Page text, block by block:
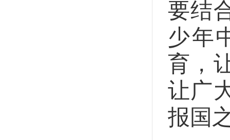
要结
少年
育，
让广
报国